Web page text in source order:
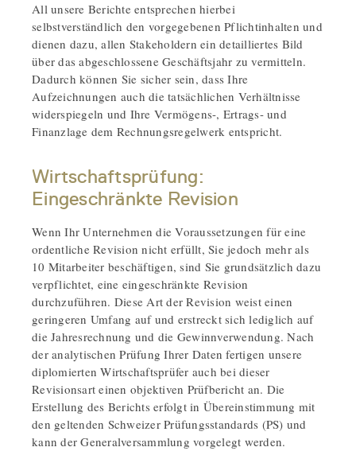
All unsere Berichte entsprechen hierbei
selbstverständlich den vorgegebenen Pflichtinhalten und
dienen dazu, allen Stakeholdern ein detailliertes Bild
über das abgeschlossene Geschäftsjahr zu vermitteln.
Dadurch können Sie sicher sein, dass Ihre
Aufzeichnungen auch die tatsächlichen Verhältnisse
widerspiegeln und Ihre Vermögens-, Ertrags- und
Finanzlage dem Rechnungsregelwerk entspricht.
Wirtschaftsprüfung:
Eingeschränkte Revision
Wenn Ihr Unternehmen die Voraussetzungen für eine
ordentliche Revision nicht erfüllt, Sie jedoch mehr als
10 Mitarbeiter beschäftigen, sind Sie grundsätzlich dazu
verpflichtet, eine eingeschränkte Revision
durchzuführen. Diese Art der Revision weist einen
geringeren Umfang auf und erstreckt sich lediglich auf
die Jahresrechnung und die Gewinnverwendung. Nach
der analytischen Prüfung Ihrer Daten fertigen unsere
diplomierten Wirtschaftsprüfer auch bei dieser
Revisionsart einen objektiven Prüfbericht an. Die
Erstellung des Berichts erfolgt in Übereinstimmung mit
den geltenden Schweizer Prüfungsstandards (PS) und
kann der Generalversammlung vorgelegt werden.